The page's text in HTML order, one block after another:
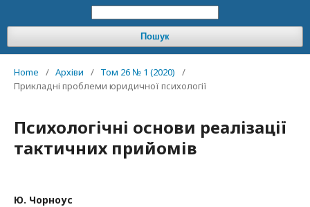
Пошук
Home / Архіви / Том 26 № 1 (2020)
/
Прикладні проблеми юридичної психології
Психологічні основи реалізації
тактичних прийомів
Ю. Чорноус